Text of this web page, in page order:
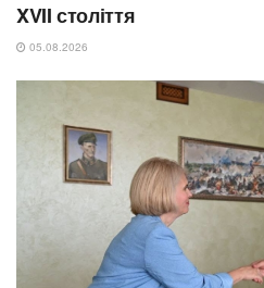
XVII століття
05.08.2026